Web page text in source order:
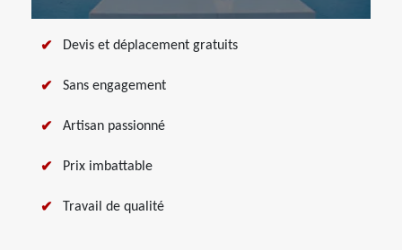
Devis et déplacement gratuits
Sans engagement
Artisan passionné
Prix imbattable
Travail de qualité